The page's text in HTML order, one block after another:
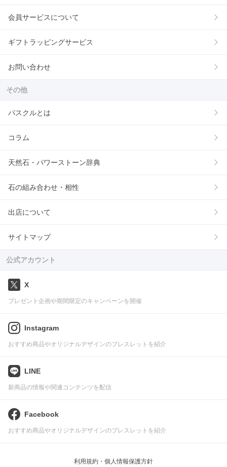
会員サービスについて
ギフトラッピングサービス
お問い合わせ
その他
パスクルとは
コラム
天然石・パワーストーン辞典
石の組み合わせ・相性
出店について
サイトマップ
公式アカウント
X
プレゼント企画や期間限定のキャンペーンを開催
Instagram
おすすめ商品やオリジナルデザインのブレスレットを紹介
LINE
新商品の情報や関連コンテンツを配信
Facebook
おすすめ商品やオリジナルデザインのブレスレットを紹介
利用規約・個人情報保護方針